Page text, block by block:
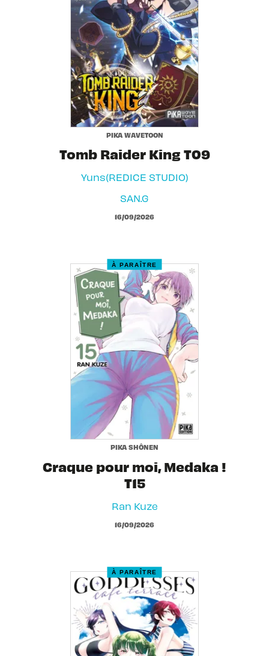
PIKA WAVETOON
Tomb Raider King T09
Yuns(REDICE STUDIO)
SAN.G
16/09/2026
À PARAÎTRE
PIKA SHÔNEN
Craque pour moi, Medaka !
T15
Ran Kuze
16/09/2026
À PARAÎTRE